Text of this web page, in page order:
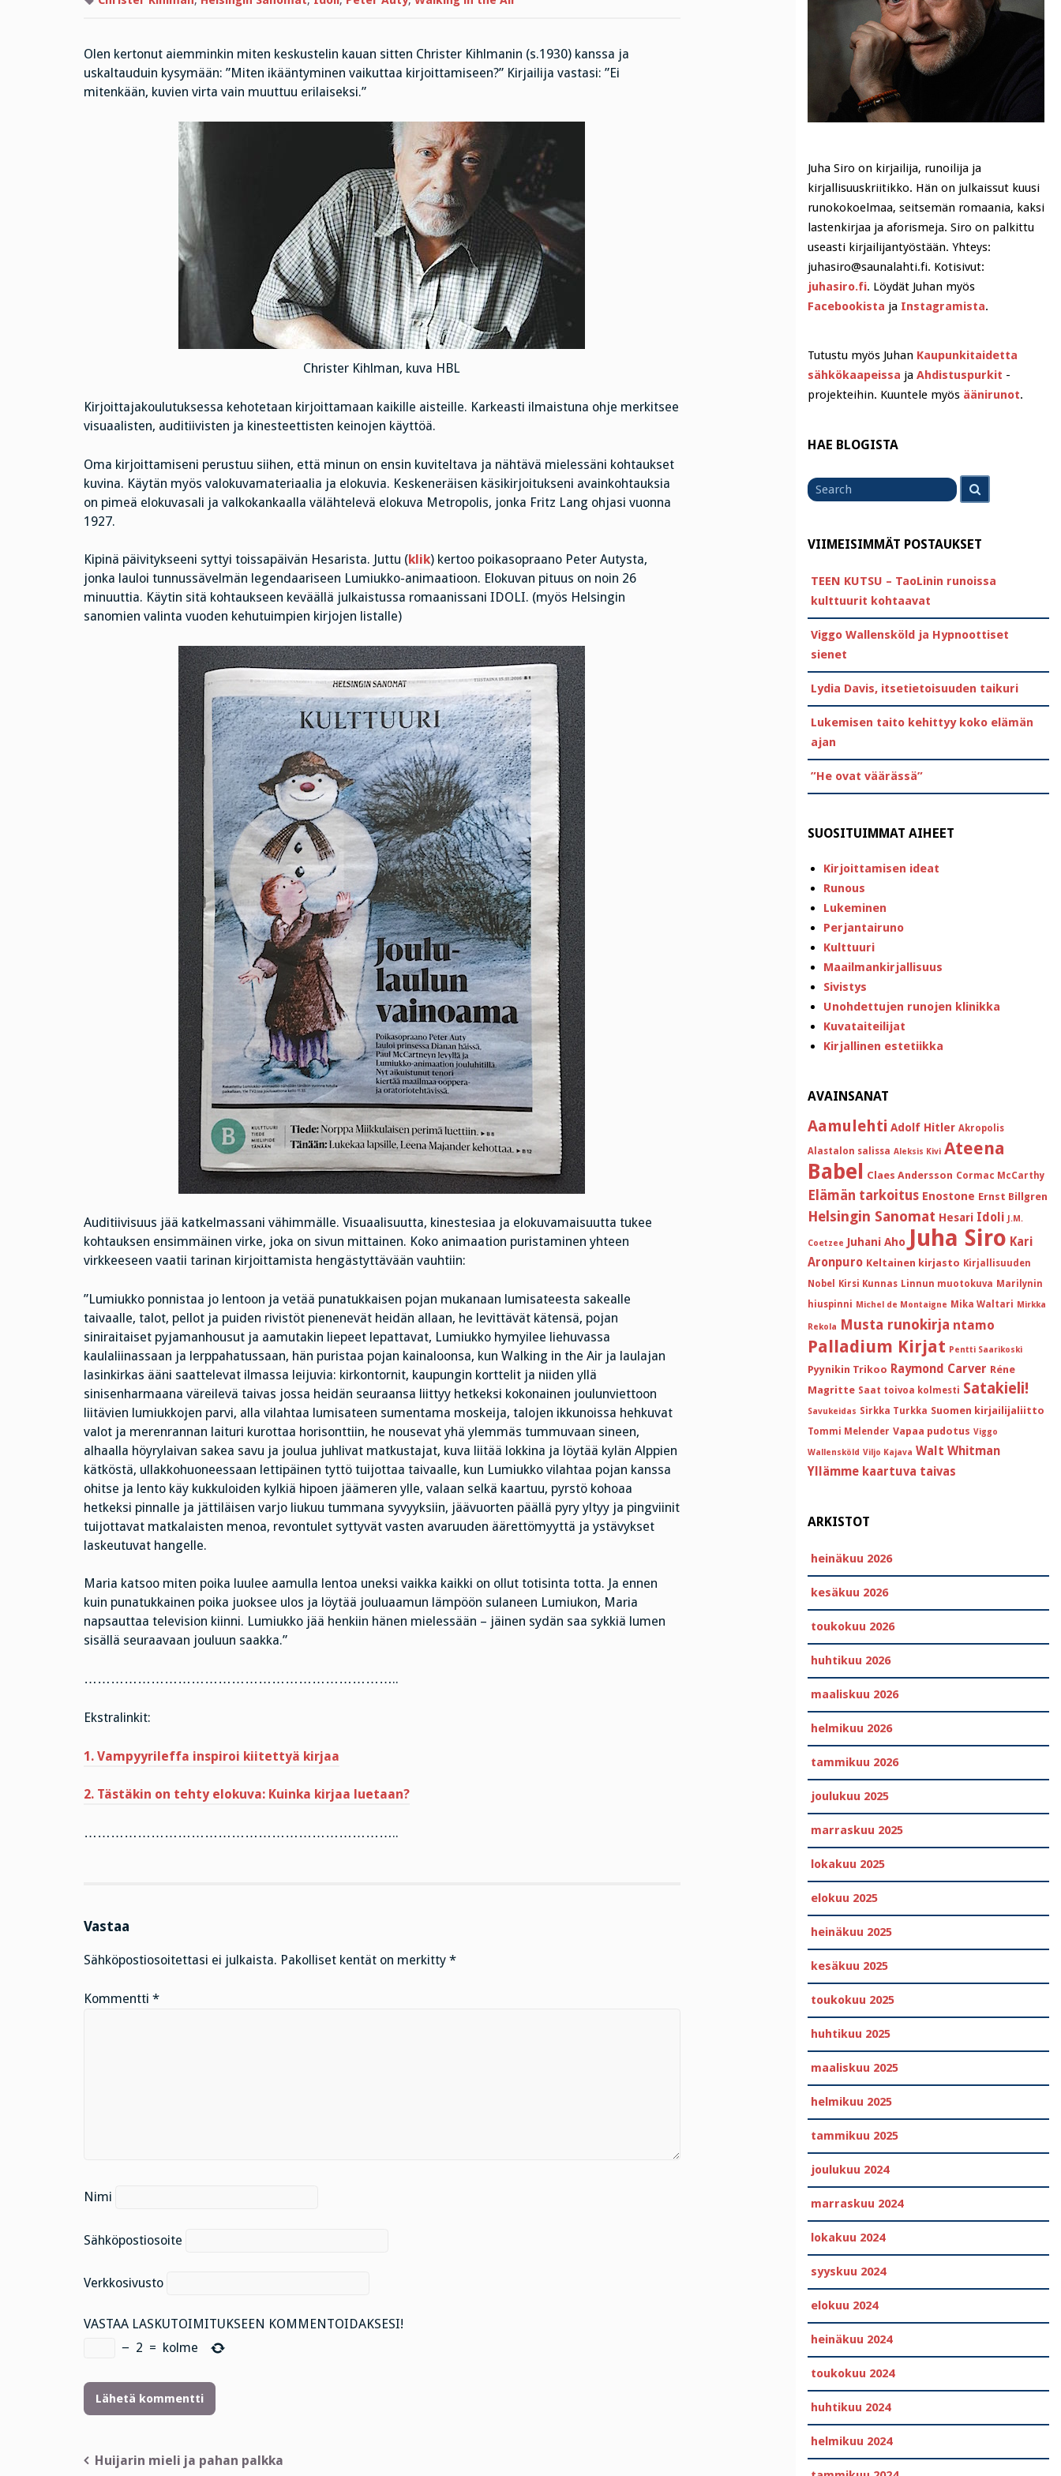
Lumiukko
Olen kertonut aiemminkin miten keskustelin kauan sitten Christer Kihlmanin (s.1930) kanssa ja
uskaltauduin kysymään: ”Miten ikääntyminen vaikuttaa kirjoittamiseen?” Kirjailija vastasi: ”Ei
mitenkään, kuvien virta vain muuttuu erilaiseksi.”
Christer Kihlman, kuva HBL
Kirjoittajakoulutuksessa kehotetaan kirjoittamaan kaikille aisteille. Karkeasti ilmaistuna ohje merkitsee
visuaalisten, auditiivisten ja kinesteettisten keinojen käyttöä.
Oma kirjoittamiseni perustuu siihen, että minun on ensin kuviteltava ja nähtävä mielessäni kohtaukset
kuvina. Käytän myös valokuvamateriaalia ja elokuvia. Keskeneräisen käsikirjoitukseni avainkohtauksia
on pimeä elokuvasali ja valkokankaalla välähtelevä elokuva Metropolis, jonka Fritz Lang ohjasi vuonna
1927.
Kipinä päivitykseeni syttyi toissapäivän Hesarista. Juttu (klik) kertoo poikasopraano Peter Autysta,
jonka lauloi tunnussävelmän legendaariseen Lumiukko-animaatioon. Elokuvan pituus on noin 26
minuuttia. Käytin sitä kohtaukseen keväällä julkaistussa romaanissani IDOLI. (myös Helsingin
sanomien valinta vuoden kehutuimpien kirjojen listalle)
Auditiivisuus jää katkelmassani vähimmälle. Visuaalisuutta, kinestesiaa ja elokuvamaisuutta tukee
kohtauksen ensimmäinen virke, joka on sivun mittainen. Koko animaation puristaminen yhteen
virkkeeseen vaatii tarinan kirjoittamista hengästyttävään vauhtiin:
”Lumiukko ponnistaa jo lentoon ja vetää punatukkaisen pojan mukanaan lumisateesta sakealle
taivaalle, talot, pellot ja puiden rivistöt pienenevät heidän allaan, he levittävät kätensä, pojan
siniraitaiset pyjamanhousut ja aamutakin liepeet lepattavat, Lumiukko hymyilee liehuvassa
kaulaliinassaan ja lerppahatussaan, hän puristaa pojan kainaloonsa, kun Walking in the Air ja laulajan
lasinkirkas ääni saattelevat ilmassa leijuvia: kirkontornit, kaupungin korttelit ja niiden yllä
sinisenharmaana väreilevä taivas jossa heidän seuraansa liittyy hetkeksi kokonainen joulunviettoon
liitävien lumiukkojen parvi, alla vilahtaa lumisateen sumentama moskeija, talojen ikkunoissa hehkuvat
valot ja merenrannan laituri kurottaa horisonttiin, he nousevat yhä ylemmäs tummuvaan sineen,
alhaalla höyrylaivan sakea savu ja joulua juhlivat matkustajat, kuva liitää lokkina ja löytää kylän Alppien
kätköstä, ullakkohuoneessaan lettipäinen tyttö tuijottaa taivaalle, kun Lumiukko vilahtaa pojan kanssa
ohitse ja lento käy kukkuloiden kylkiä hipoen jäämeren ylle, valaan selkä kaartuu, pyrstö kohoaa
hetkeksi pinnalle ja jättiläisen varjo liukuu tummana syvyyksiin, jäävuorten päällä pyry yltyy ja pingviinit
tuijottavat matkalaisten menoa, revontulet syttyvät vasten avaruuden äärettömyyttä ja ystävykset
laskeutuvat hangelle.
Maria katsoo miten poika luulee aamulla lentoa uneksi vaikka kaikki on ollut totisinta totta. Ja ennen
kuin punatukkainen poika juoksee ulos ja löytää jouluaamun lämpöön sulaneen Lumiukon, Maria
napsauttaa television kiinni. Lumiukko jää henkiin hänen mielessään – jäinen sydän saa sykkiä lumen
sisällä seuraavaan jouluun saakka.”
……………………………………………………………..
Ekstralinkit:
1. Vampyyrileffa inspiroi kiitettyä kirjaa
2. Tästäkin on tehty elokuva: Kuinka kirjaa luetaan?
……………………………………………………………..
Vastaa
Sähköpostiosoitettasi ei julkaista. Pakolliset kentät on merkitty *
Kommentti *
Nimi
Sähköpostiosoite
Verkkosivusto
VASTAA LASKUTOIMITUKSEEN KOMMENTOIDAKSESI!
− 2 = kolme
Artikkelien
Huijarin mieli ja pahan palkka
Juha Siro on kirjailija, runoilija ja
kirjallisuuskriitikko. Hän on julkaissut kuusi
runokokoelmaa, seitsemän romaania, kaksi
lastenkirjaa ja aforismeja. Siro on palkittu
useasti kirjailijantyöstään. Yhteys:
juhasiro@saunalahti.fi. Kotisivut:
juhasiro.fi. Löydät Juhan myös
Facebookista ja Instagramista.
Tutustu myös Juhan Kaupunkitaidetta
sähkökaapeissa ja Ahdistuspurkit -
projekteihin. Kuuntele myös äänirunot.
HAE BLOGISTA
for
VIIMEISIMMÄT POSTAUKSET
TEEN KUTSU – TaoLinin runoissa
kulttuurit kohtaavat
Viggo Wallensköld ja Hypnoottiset
sienet
Lydia Davis, itsetietoisuuden taikuri
Lukemisen taito kehittyy koko elämän
ajan
”He ovat väärässä”
SUOSITUIMMAT AIHEET
Kirjoittamisen ideat
Runous
Lukeminen
Perjantairuno
Kulttuuri
Maailmankirjallisuus
Sivistys
Unohdettujen runojen klinikka
Kuvataiteilijat
Kirjallinen estetiikka
AVAINSANAT
Aamulehti Adolf Hitler Akropolis
Alastalon salissa Aleksis Kivi Ateena
Babel Claes Andersson Cormac McCarthy
Elämän tarkoitus Enostone Ernst Billgren
Helsingin Sanomat Hesari Idoli J.M.
Coetzee Juhani Aho Juha Siro Kari
Aronpuro Keltainen kirjasto Kirjallisuuden
Nobel
Kirsi Kunnas Linnun muotokuva Marilynin
hiuspinni Michel de Montaigne Mika Waltari Mirkka
Rekola Musta runokirja ntamo
Palladium Kirjat Pentti Saarikoski
Pyynikin Trikoo Raymond Carver Réne
Magritte Saat toivoa kolmesti Satakieli!
Savukeidas Sirkka Turkka Suomen kirjailijaliitto
Tommi Melender Vapaa pudotus Viggo
Wallensköld Viljo Kajava Walt Whitman
Yllämme kaartuva taivas
ARKISTOT
heinäkuu 2026
kesäkuu 2026
toukokuu 2026
huhtikuu 2026
maaliskuu 2026
helmikuu 2026
tammikuu 2026
joulukuu 2025
marraskuu 2025
lokakuu 2025
elokuu 2025
heinäkuu 2025
kesäkuu 2025
toukokuu 2025
huhtikuu 2025
maaliskuu 2025
helmikuu 2025
tammikuu 2025
joulukuu 2024
marraskuu 2024
lokakuu 2024
syyskuu 2024
elokuu 2024
heinäkuu 2024
toukokuu 2024
huhtikuu 2024
helmikuu 2024